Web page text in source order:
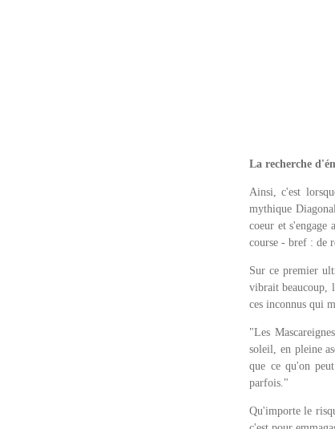
La recherche
Ainsi, c'est
mythique
coeur et s'engage
course - bref : de
Sur ce premier
vibrait beaucoup,
ces inconnus qui
"Les
soleil, en pleine
que ce qu'on
parfois."
Qu'importe le